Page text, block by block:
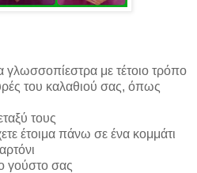
γλωσσοπίεστρα με τέτοιο τρόπο
του καλαθιού σας, όπως
τους
έτοιμα πάνω σε ένα κομμάτι
γούστο σας